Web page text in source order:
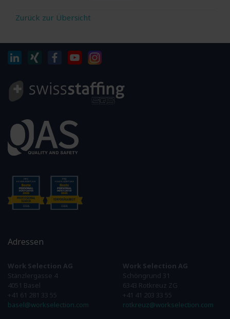
Zurück zur Übersicht
Adressen
Work Selection AG
Stänzlergasse 4
4051 Basel
+41 61 281 33 55
basel@workselection.com
Work Selection AG
Schöngrund 31
6343 Rotkreuz ZG
+41 41 203 33 55
rotkreuz@workselection.com